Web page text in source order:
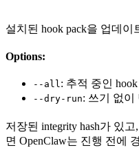
설치된 hook pack을 업데이
Options:
--all : 추적 중인
--dry-run: 쓰기 없이
저장된 integrity hash가 있
면 OpenClaw는 진행 전에